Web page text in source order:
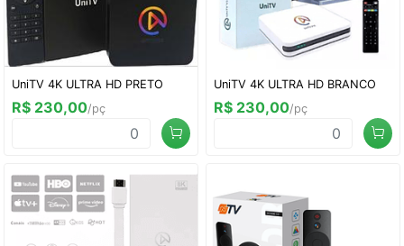
UniTV 4K ULTRA HD PRETO
R$ 230,00/pç
UniTV 4K ULTRA HD BRANCO
R$ 230,00/pç